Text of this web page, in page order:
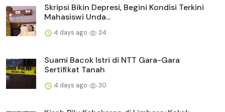
Skripsi Bikin Depresi, Begini Kondisi Terkini
Mahasiswi Unda...
4 days ago 34
Suami Bacok Istri di NTT Gara-Gara
Sertifikat Tanah
4 days ago 30